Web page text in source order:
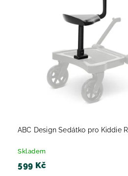
ABC Design Sedátko pro Kiddie
Skladem
599 Kč